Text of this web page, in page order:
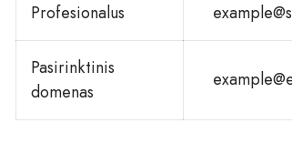
Profesionalus
Pasirinktinis
domenas